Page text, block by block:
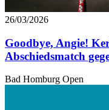
26/03/2026
Goodbye, Angie!
Abschiedsmatch
Bad Homburg Open